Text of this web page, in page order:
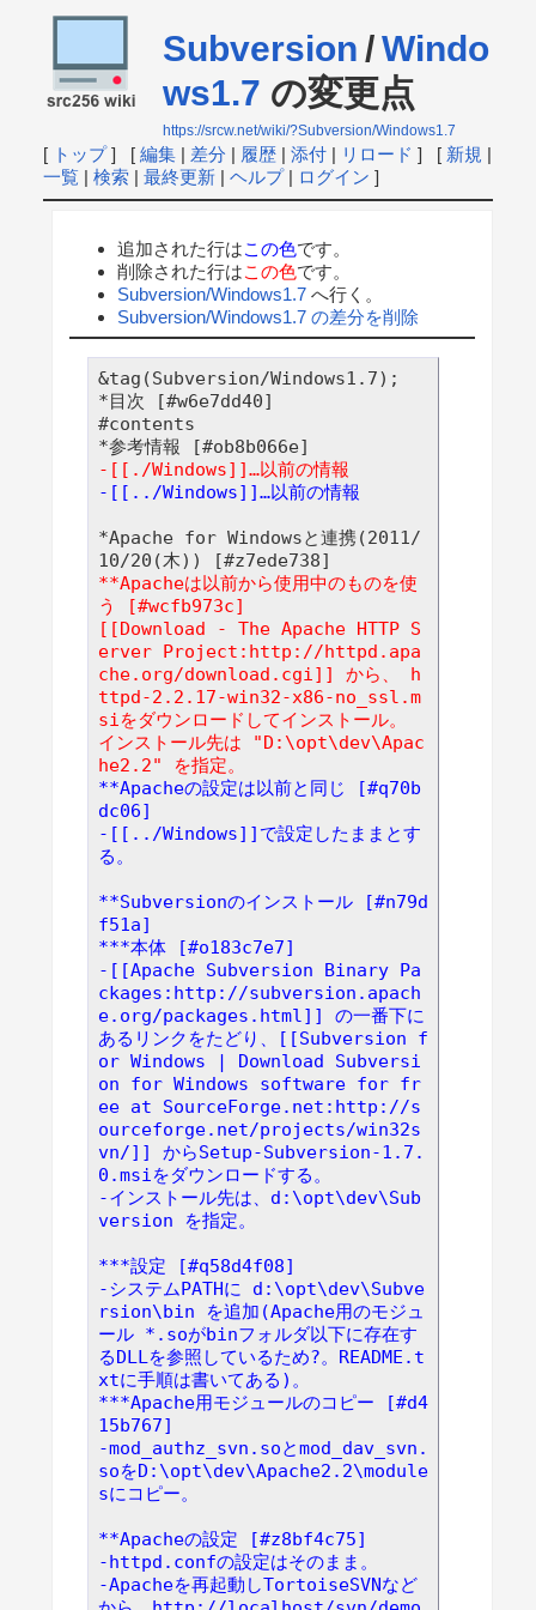
Subversion /Windo
ws1.7 の変更点
https://srcw.net/wiki/?Subversion/Windows1.7
[ トップ] [ 編集| 差分 | 履歴| 添付| リロード ] [ 新規 |
一覧| 検索| 最終更新| ヘルプ| ログイン ]
追加された行はこの色です。
削除された行はこの色です。
Subversion/Windows1.7 へ行く。
Subversion/Windows1.7 の差分を削除
&tag(Subversion/Windows1.7);
*目次 [#w6e7dd40]
#contents
-[[./Windows]]…以前の情報
-[[../Windows]]…以前の情報
*Apache for Windowsと連携(2011/
**Apacheは以前から使用中のものを使
う [#wcfb973c]
[[Download - The Apache HTTP S
erver Project:http://httpd.apa
che.org/download.cgi]] から、 h
ttpd-2.2.17-win32-x86-no_ssl.m
siをダウンロードしてインストール。
インストール先は "D:\opt\dev\Apac
he2.2" を指定。
**Apacheの設定は以前と同じ [#q70b
dc06]
-[[../Windows]]で設定したままとす
る。
**Subversionのインストール [#n79d
f51a]
***本体 [#o183c7e7]
-[[Apache Subversion Binary Pa
ckages:http://subversion.apach
e.org/packages.html]] の一番下に
あるリンクをたどり、[[Subversion f
or Windows | Download Subversi
on for Windows software for fr
ee at SourceForge.net:http://s
ourceforge.net/projects/win32s
vn/]] からSetup-Subversion-1.7.
0.msiをダウンロードする。
-インストール先は、d:\opt\dev\Sub
version を指定。
***設定 [#q58d4f08]
-システムPATHに d:\opt\dev\Subve
rsion\bin を追加(Apache用のモジュ
ール *.soがbinフォルダ以下に存在す
るDLLを参照しているため?。README.t
xtに手順は書いてある)。
***Apache用モジュールのコピー [#d4
15b767]
-mod_authz_svn.soとmod_dav_svn.
soをD:\opt\dev\Apache2.2\module
sにコピー。
**Apacheの設定 [#z8bf4c75]
-httpd.confの設定はそのまま。
-Apacheを再起動しTortoiseSVNなど